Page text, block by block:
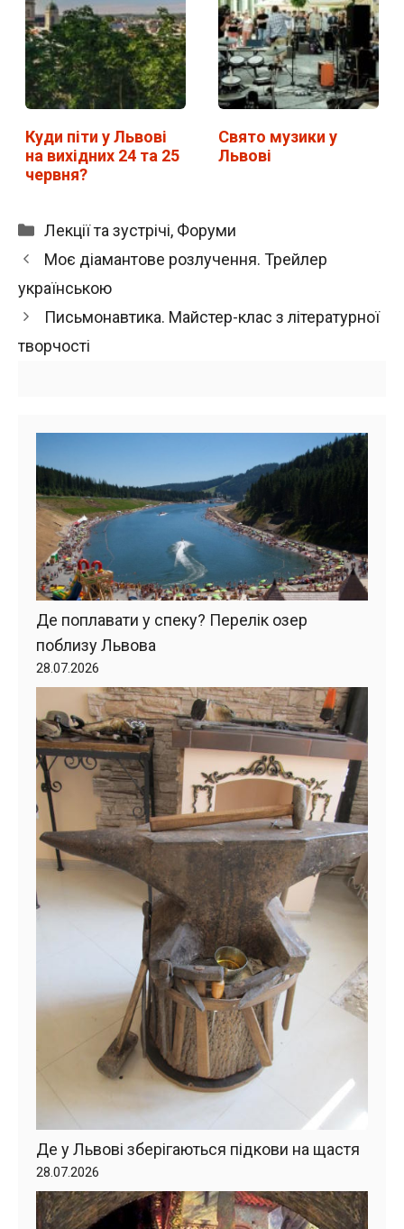
Куди піти у Львові
на вихідних 24 та 25
червня?
Свято музики у
Львові
Категорії
Лекції та зустрічі, Форуми
Моє діамантове розлучення. Трейлер
українською
Письмонавтика. Майстер-клас з літературної
творчості
Де поплавати у спеку? Перелік озер
поблизу Львова
28.07.2026
Де у Львові зберігаються підкови на щастя
28.07.2026